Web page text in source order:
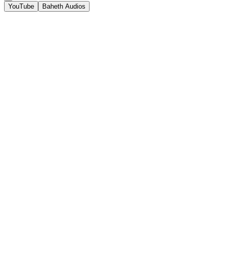
YouTube Baheth Audios